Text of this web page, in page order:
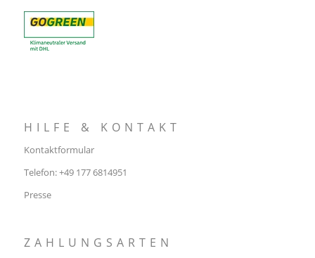
HILFE & KONTAKT
Kontaktformular
Telefon: +49 177 6814951
Presse
ZAHLUNGSARTEN